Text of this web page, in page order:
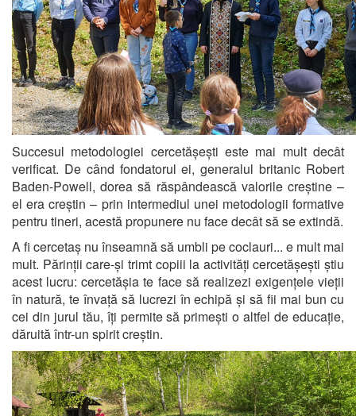
Succesul metodologiei cercetășești este mai mult decât
verificat. De când fondatorul ei, generalul britanic Robert
Baden-Powell, dorea să răspândească valorile creștine –
el era creștin – prin intermediul unei metodologii formative
pentru tineri, acestă propunere nu face decât să se extindă.
A fi cercetaș nu înseamnă să umbli pe coclauri... e mult mai
mult. Părinții care-și trimt copiii la activități cercetășești știu
acest lucru: cercetășia te face să realizezi exigențele vieții
în natură, te învață să lucrezi în echipă și să fii mai bun cu
cei din jurul tău, îți permite să primești o altfel de educație,
dăruită într-un spirit creștin.